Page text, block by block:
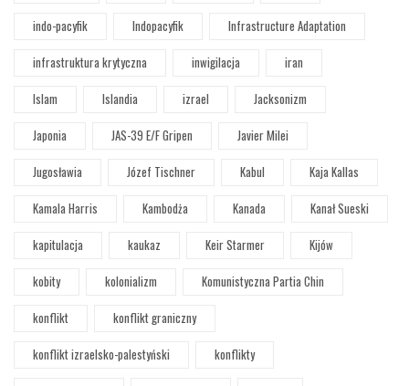
indo-pacyfik
Indopacyfik
Infrastructure Adaptation
infrastruktura krytyczna
inwigilacja
iran
Islam
Islandia izrael
Jacksonizm
Japonia
JAS-39 E/F Gripen
Javier Milei
Jugosławia
Józef Tischner Kabul
Kaja Kallas
Kamala Harris
Kambodża Kanada
Kanał Sueski
kapitulacja
kaukaz Keir Starmer
Kijów
kobity
kolonializm
Komunistyczna Partia Chin
konflikt
konflikt graniczny
konflikt izraelsko-palestyński
konflikty